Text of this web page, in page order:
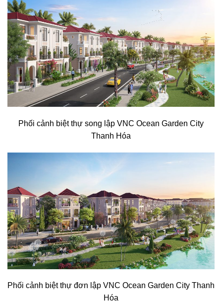
Phối cảnh biệt thự song lập VNC Ocean Garden City
Thanh Hóa
Phối cảnh biệt thự đơn lập VNC Ocean Garden City Thanh
Hóa